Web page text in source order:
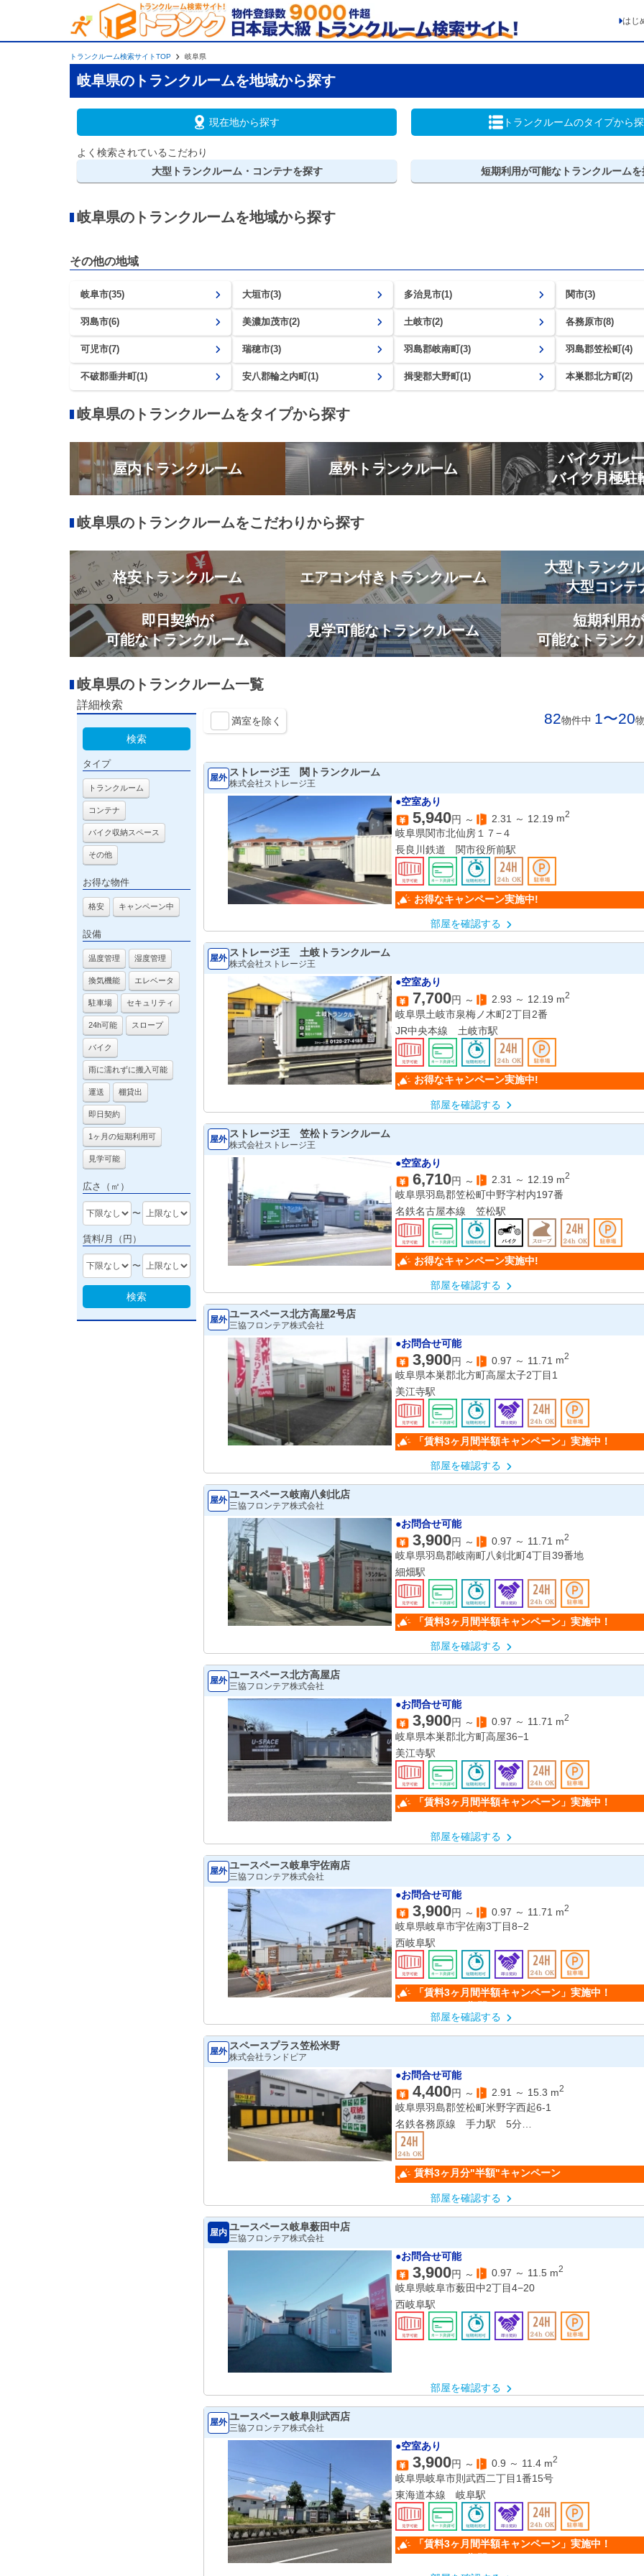
はじ
トランクルーム検索サイトTOP 岐阜県
岐阜県のトランクルームを地域から探す
現在地から探す トランクルームのタイプから
よく検索されているこだわり
大型 トランクルーム・コンテナを探す 短期利用が可能なトランクルームを
岐阜県のトランクルームを地域から探す
その他の地域
岐阜市(35) 大垣市(3) 多治見市(1) 関市(3)
羽島市(6) 美濃加茂市(2) 土岐市(2) 各務原市(8)
可児市(7) 瑞穂市(3) 羽島郡岐南町(3) 羽島郡笠松町(4)
不破郡垂井町(1) 安八郡輪之内町(1) 揖斐郡大野町(1) 本巣郡北方町(2)
岐阜県のトランクルームをタイプから探す
屋内トランクルーム 屋外トランクルーム
バイクガレ
バイク月極駐
岐阜県のトランクルームをこだわりから探す
格安トランクルーム エアコン付きトランクルーム
大型トランク
大型コンテ
即日契約が
可能なトランクルーム
見学可能なトランクルーム
短期利用が
可能なトランク
岐阜県のトランクルーム一覧
詳細検索
検索
タイプ
トランクルーム
コンテナ
バイク収納スペース
その他
お得な物件
格安 キャンペーン中
設備
温度管理 湿度管理
換気機能 エレベータ
駐車場 セキュリティ
24h可能 スロープ
バイク
雨に濡れずに搬入可能
運送 棚貸出
即日契約
1ヶ月の短期利用可
見学可能
広さ（㎡）
〜
賃料/月（円）
〜
検索
満室を除く 82物件中 1〜20
屋外 ストレージ王 関トランクルーム
株式会社ストレージ王
●空室あり
5,940円 ～ 2.31 ～ 12.19 m2
岐阜県関市北仙房１７−４
長良川鉄道 関市役所前駅
お得なキャンペーン実施中!
部屋を確認する
屋外 ストレージ王 土岐トランクルーム
株式会社ストレージ王
●空室あり
7,700円 ～ 2.93 ～ 12.19 m2
岐阜県土岐市泉梅ノ木町2丁目2番
JR中央本線 土岐市駅
お得なキャンペーン実施中!
部屋を確認する
屋外 ストレージ王 笠松トランクルーム
株式会社ストレージ王
●空室あり
6,710円 ～ 2.31 ～ 12.19 m2
岐阜県羽島郡笠松町中野字村内197番
名鉄名古屋本線 笠松駅
お得なキャンペーン実施中!
部屋を確認する
屋外 ユースペース北方高屋2号店
三協フロンテア株式会社
●お問合せ可能
3,900円 ～ 0.97 ～ 11.71 m2
岐阜県本巣郡北方町高屋太子2丁目1
美江寺駅
「賃料3ヶ月間半額キャンペー
部屋を確認する
屋外 ユースペース岐南八剣北店
三協フロンテア株式会社
●お問合せ可能
3,900円 ～ 0.97 ～ 11.71 m2
岐阜県羽島郡岐南町八剣北町4丁目39番地
細畑駅
「賃料3ヶ月間半額キャンペー
部屋を確認する
屋外 ユースペース北方高屋店
三協フロンテア株式会社
●お問合せ可能
3,900円 ～ 0.97 ～ 11.71 m2
岐阜県本巣郡北方町高屋36−1
美江寺駅
「賃料3ヶ月間半額キャンペー
部屋を確認する
屋外 ユースペース岐阜宇佐南店
三協フロンテア株式会社
●お問合せ可能
3,900円 ～ 0.97 ～ 11.71 m2
岐阜県岐阜市宇佐南3丁目8−2
西岐阜駅
「賃料3ヶ月間半額キャンペー
部屋を確認する
屋外 スペースプラス笠松米野
株式会社ランドピア
●お問合せ可能
4,400円 ～ 2.91 ～ 15.3 m2
岐阜県羽島郡笠松町米野字西起6-1
名鉄各務原線 手力駅 5分
名鉄名古屋本線 笠松駅 10分
賃料3ヶ月分"半額"キャンペーン
部屋を確認する
屋内
ユースペース岐阜薮田中店
三協フロンテア株式会社
●お問合せ可能
3,900円 ～ 0.97 ～ 11.5 m2
岐阜県岐阜市薮田中2丁目4−20
西岐阜駅
部屋を確認する
屋外 ユースペース岐阜則武西店
三協フロンテア株式会社
●空室あり
3,900円 ～ 0.9 ～ 11.4 m2
岐阜県岐阜市則武西二丁目1番15号
東海道本線 岐阜駅
「賃料3ヶ月間半額キャンペー